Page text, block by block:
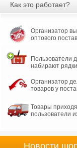
Как это работает?
Организатор
оптового
Пользователи
набирают
Организатор
товаров у
Товары
пользователи
Новости